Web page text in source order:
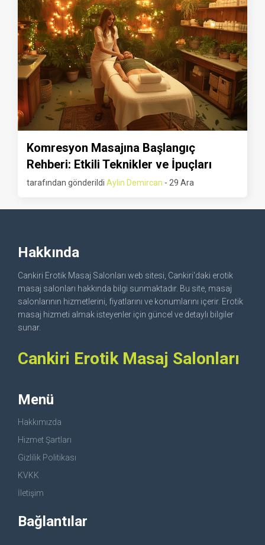
Komresyon Masajına Başlangıç
Rehberi: Etkili Teknikler ve İpuçları
tarafından gönderildi Aylin Demircan - 29 Ara
Hakkında
Cankiri Erotik Masaj Salonları web sitesi, Cankiri'daki erotik
masaj salonları hakkında bilgi sunmaktadır. Bu site, masaj
salonlarının hizmetlerini, fiyatlarını ve konumlarını içerir. Erotik
masaj hizmeti almak isteyenler için güncel ve detaylı bilgiler
sunar.
Cankiri Erotik Masaj Salonları
Menü
Hakkımızda
Hizmet Şartları
Gizlilik Politikası
KVKK
İletişim
Bağlantılar